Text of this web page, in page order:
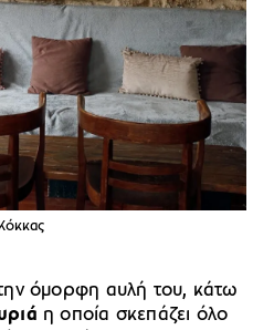
όμορφη αυλή του, κάτω
η οποία σκεπάζει όλο